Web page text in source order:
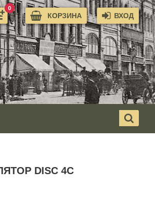
ВХОД
КОРЗИНА
0
DISC 4C